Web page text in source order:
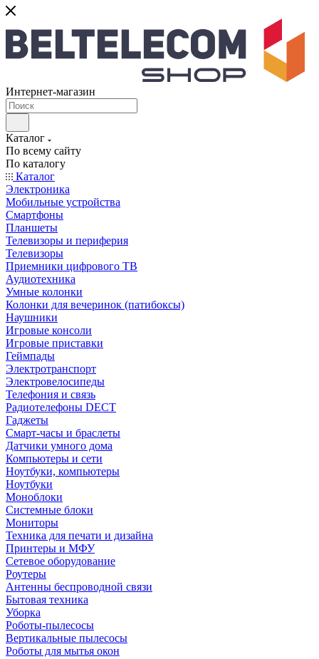
Интернет-магазин
Каталог
По всему сайту
По каталогу
Каталог
Электроника
Мобильные устройства
Смартфоны
Планшеты
Телевизоры и периферия
Телевизоры
Приемники цифрового ТВ
Аудиотехника
Умные колонки
Колонки для вечеринок (патибоксы)
Наушники
Игровые консоли
Игровые приставки
Геймпады
Электротранспорт
Электровелосипеды
Телефония и связь
Радиотелефоны DECT
Гаджеты
Смарт-часы и браслеты
Датчики умного дома
Компьютеры и сети
Ноутбуки, компьютеры
Ноутбуки
Моноблоки
Системные блоки
Мониторы
Техника для печати и дизайна
Принтеры и МФУ
Сетевое оборудование
Роутеры
Антенны беспроводной связи
Бытовая техника
Уборка
Роботы-пылесосы
Вертикальные пылесосы
Роботы для мытья окон